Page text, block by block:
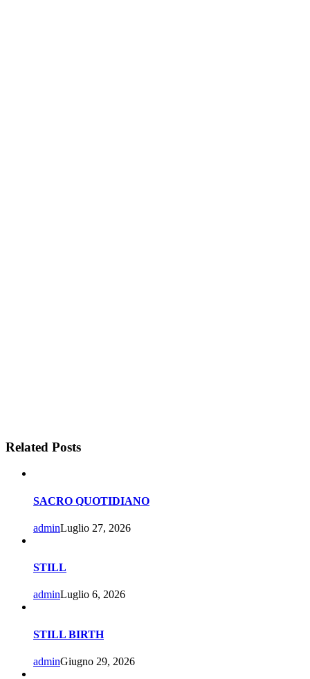
Related Posts
SACRO QUOTIDIANO
adminLuglio 27, 2026
STILL
adminLuglio 6, 2026
STILL BIRTH
adminGiugno 29, 2026